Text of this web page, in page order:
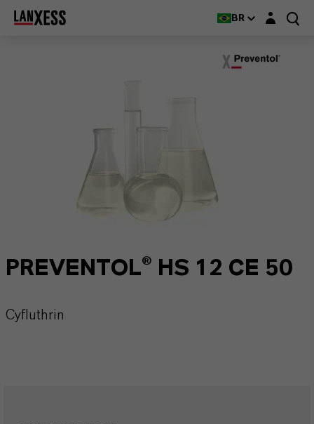
BR Login layer
PREVENTOL® HS 12 CE 50
Cyfluthrin